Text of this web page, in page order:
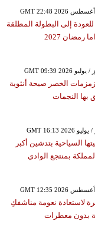
إلى البطولة المطلقة
رمضان 2027
الخصر صيحة أنثوية
بها النجمات
السياحية بتدشين أكبر
بمنتجع الوادي
لاستعادة نعومة مناشفكِ
بدون معطرات